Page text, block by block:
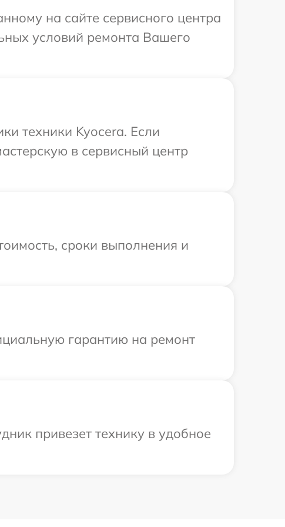
на сайте сервисного центра
условий ремонта Вашего
техники Kyocera. Если
в сервисный центр
сроки выполнения и
гарантию на ремонт
привезет технику в удобное